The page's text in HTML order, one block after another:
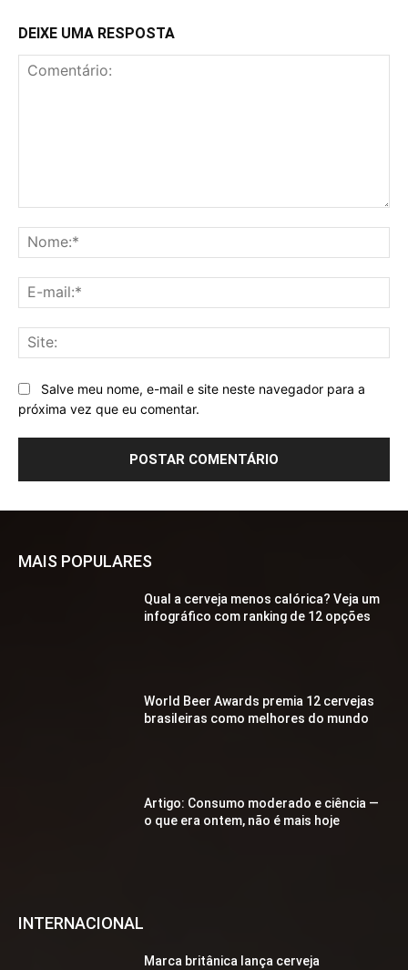
DEIXE UMA RESPOSTA
Salve meu nome, e-mail e site neste navegador para a
próxima vez que eu comentar.
MAIS POPULARES
Qual a cerveja menos calórica? Veja um
infográfico com ranking de 12 opções
World Beer Awards premia 12 cervejas
brasileiras como melhores do mundo
Artigo: Consumo moderado e ciência —
o que era ontem, não é mais hoje
INTERNACIONAL
Marca britânica lança cerveja